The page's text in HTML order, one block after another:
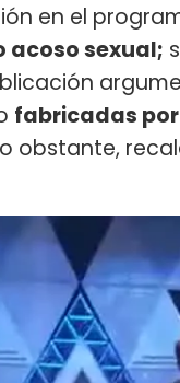
en el
acoso sexual;
fabricadas
obstante,